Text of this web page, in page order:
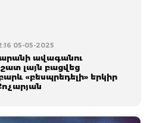
05-05-2025
ավագանու
լայն բացվեց
«բեսպրեդելի» երկիր